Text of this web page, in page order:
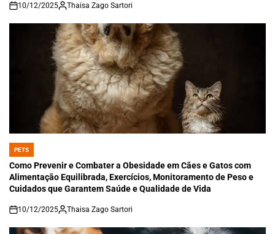
on
10/12/2025 Thaisa Zago Sartori
POSTED
IN
PETS
Como Prevenir e Combater a Obesidade em Cães e Gatos com
Alimentação Equilibrada, Exercícios, Monitoramento de Peso e
Cuidados que Garantem Saúde e Qualidade de Vida
on
10/12/2025 Thaisa Zago Sartori